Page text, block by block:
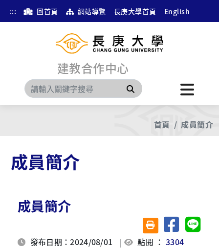
::: 回首頁 網站導覽 長庚大學首頁 English
建教合作中心
搜尋
首頁 成員簡介
成員簡介
成員簡介
友善列印(另開視窗)
分享至臉書分享
發布日期：2024/08/01 | 點閱 ：3304